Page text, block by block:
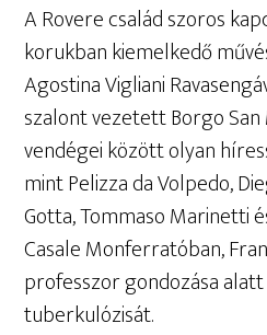
A Rovere család szoros
korukban kiemelkedő
Agostina Vigliani
szalont vezetett Borgo
vendégei között olyan
mint Pelizza da Volpedo,
Gotta, Tommaso Marinetti
Casale Monferratóban,
professzor gondozása
tuberkulózisát.